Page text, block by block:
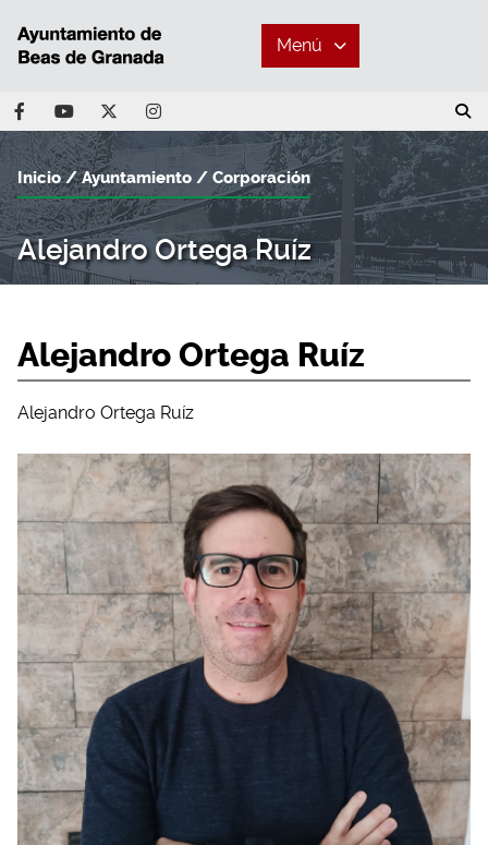
Menú
Alejandro Ortega Ruíz
Inicio Ayuntamiento Corporación
Alejandro Ortega Ruíz
Alejandro Ortega Ruíz